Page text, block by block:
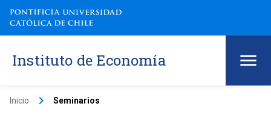
Instituto de Economía
Inicio keyboard_arrow_right Seminarios